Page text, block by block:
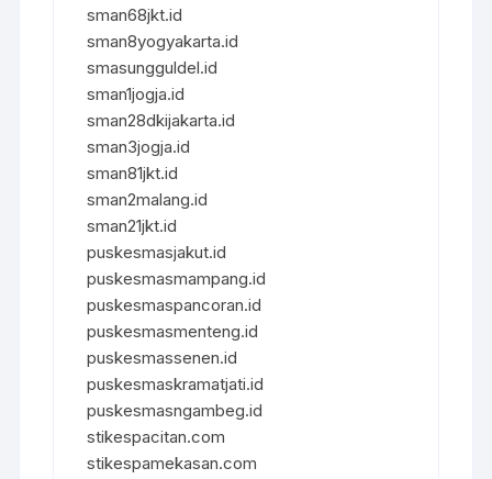
sman68jkt.id
sman8yogyakarta.id
smasungguldel.id
sman1jogja.id
sman28dkijakarta.id
sman3jogja.id
sman81jkt.id
sman2malang.id
sman21jkt.id
puskesmasjakut.id
puskesmasmampang.id
puskesmaspancoran.id
puskesmasmenteng.id
puskesmassenen.id
puskesmaskramatjati.id
puskesmasngambeg.id
stikespacitan.com
stikespamekasan.com